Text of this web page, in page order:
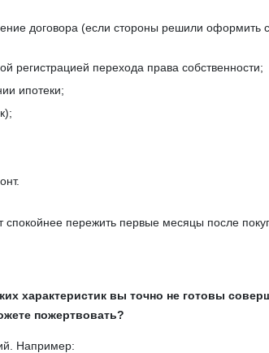
договора (если стороны решили оформить
регистрацией перехода права собственности;
ипотеки;
пережить первые месяцы после
характеристик вы точно не готовы
пожертвовать?
Например: